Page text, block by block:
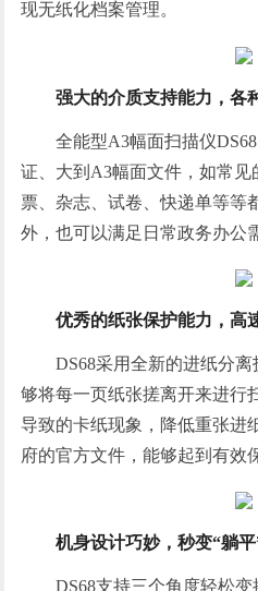
现无纸化档案管理。
强大的介质支持能力，各
全能型A3幅面扫描仪
证、大到A3幅面文件，如常
票、杂志、试卷、快递单等等
外，也可以满足日常政务办公
优秀的纸张保护能力，高
DS68采用全新的进纸分
够将每一页纸张搓离开来进行
导致的卡纸现象，降低重张进
府的官方文件，能够起到有效
机身设计巧妙，秒变“躺
DS68支持三个角度轻松